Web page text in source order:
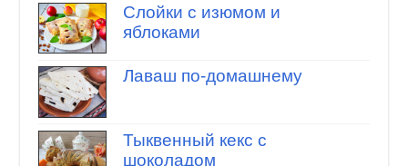
Слойки с изюмом и
яблоками
Лаваш по-домашнему
Тыквенный кекс с
шоколадом